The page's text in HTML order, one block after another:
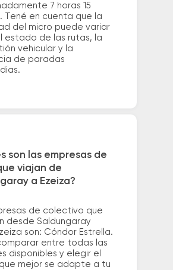
7 horas 15
Tené en cuenta que la
del micro puede variar
estado de las rutas, la
vehicular y la
de paradas
son las empresas de
viajan de
a Ezeiza?
de colectivo que
desde Saldungaray
son: Cóndor Estrella.
entre todas las
disponibles y elegir el
mejor se adapte a tu